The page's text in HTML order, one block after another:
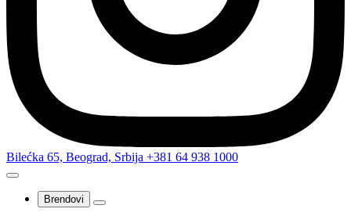
Bilećka 65, Beograd, Srbija +381 64 938 1000
Brendovi